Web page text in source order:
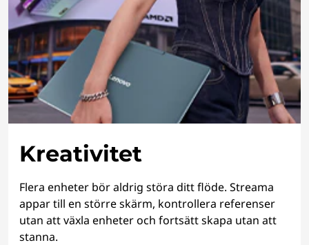
Kreativitet
Flera enheter bör aldrig störa ditt flöde. Streama
appar till en större skärm, kontrollera referenser
utan att växla enheter och fortsätt skapa utan att
stanna.